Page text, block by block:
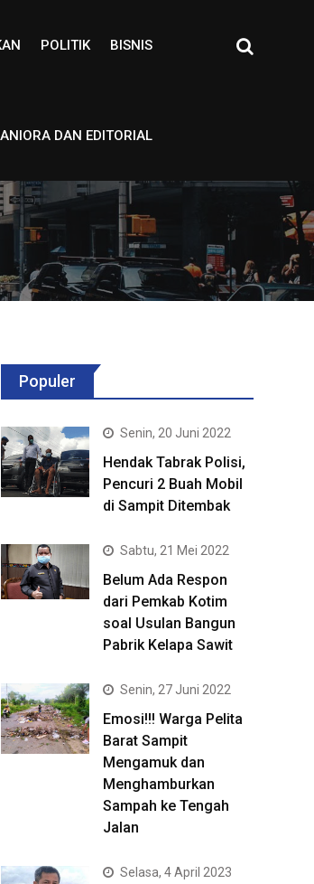
POLITIK BISNIS
DAN EDITORIAL
Populer
Senin, 20 Juni 2022
Hendak Tabrak Polisi,
Pencuri 2 Buah Mobil
di Sampit Ditembak
Sabtu, 21 Mei 2022
Belum Ada Respon
dari Pemkab Kotim
soal Usulan Bangun
Pabrik Kelapa Sawit
Senin, 27 Juni 2022
Emosi!!! Warga Pelita
Barat Sampit
Mengamuk dan
Menghamburkan
Sampah ke Tengah
Jalan
Selasa, 4 April 2023